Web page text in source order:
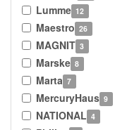
Lumme 12
Maestro 26
MAGNIT 3
Marske 8
Marta 7
MercuryHaus 9
NATIONAL 4